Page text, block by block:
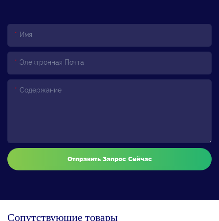
Имя
Электронная Почта
Содержание
Отправить Запрос Сейчас
Сопутствующие товары